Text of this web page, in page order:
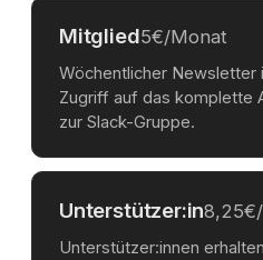
Mitglied5€/Monat
Wöchentlicher Newsletter
Zugriff auf das komplette
zur Slack-Gruppe.
Unterstützer:in
Unterstützer:innen